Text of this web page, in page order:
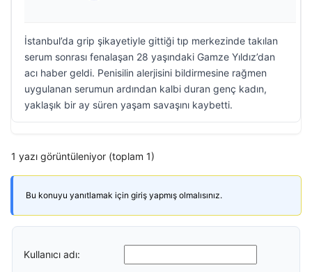
İstanbul’da grip şikayetiyle gittiği tıp merkezinde takılan
serum sonrası fenalaşan 28 yaşındaki Gamze Yıldız’dan
acı haber geldi. Penisilin alerjisini bildirmesine rağmen
uygulanan serumun ardından kalbi duran genç kadın,
yaklaşık bir ay süren yaşam savaşını kaybetti.
1 yazı görüntüleniyor (toplam 1)
Bu konuyu yanıtlamak için giriş yapmış olmalısınız.
Kullanıcı adı: